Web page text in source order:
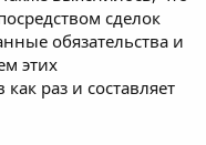
сделок
обязательства и
этих
раз и составляет